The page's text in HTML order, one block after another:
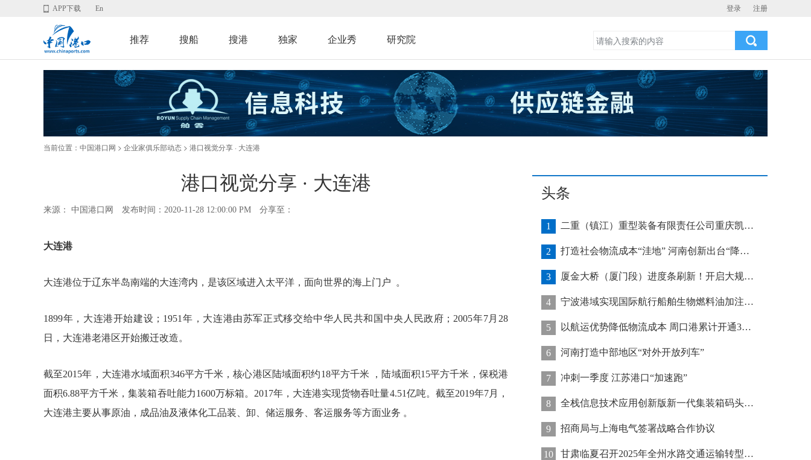
登录 注册
APP下载 En
推荐 搜船 搜港 独家 企业秀 研究院
当前位置： 中国港口网 > 企业家俱乐部动态 > 港口视觉分享 · 大连港
港口视觉分享 · 大连港
来源： 中国港口网 发布时间：2020-11-28 12:00:00 PM 分享至：
大连港
大连港位于辽东半岛南端的大连湾内，是该区域进入太平洋，面向世界的海上门户 。
1899年，大连港开始建设；1951年，大连港由苏军正式移交给中华人民共和国中央人民政府；2005年7月28
日，大连港老港区开始搬迁改造。
截至2015年，大连港水域面积346平方千米，核心港区陆域面积约18平方千米 ，陆域面积15平方千米，保税港
面积6.88平方千米，集装箱吞吐能力1600万标箱。2017年，大连港实现货物吞吐量4.51亿吨。截至2019年7月，
大连港主要从事原油，成品油及液体化工品装、卸、储运服务、客运服务等方面业务 。
头条
1 二重（镇江）重型装备有限责任公司重庆凯瑞项目发运助力海上风电产业发展
2 打造社会物流成本“洼地” 河南创新出台“降本16条”
3 厦金大桥（厦门段）进度条刷新！开启大规模桥梁装配化施工新阶段
4 宁波港域实现国际航行船舶生物燃料油加注“零突破”
5 以航运优势降低物流成本 周口港累计开通32条集装箱航线
6 河南打造中部地区“对外开放列车”
7 冲刺一季度 江苏港口“加速跑”
8 全栈信息技术应用创新版新一代集装箱码头管控系统在天津港上线运行
9 招商局与上海电气签署战略合作协议
10 甘肃临夏召开2025年全州水路交通运输转型发展推进会